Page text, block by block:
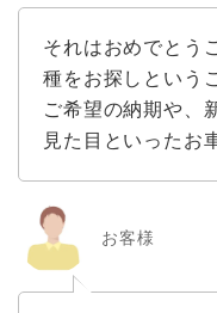
それはおめでとう
種をお探しという
ご希望の納期や、
見た目といったお
お客様